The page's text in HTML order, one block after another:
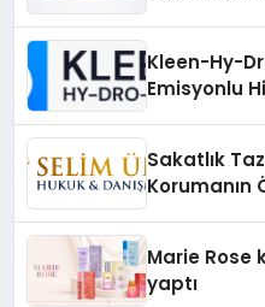
Kleen-Hy-
Emisyonlu
Sakatlık
Korumanın
Marie Rose
yaptı